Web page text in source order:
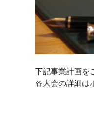
下記事業計画を
各大会の詳細は
マイメディア検索